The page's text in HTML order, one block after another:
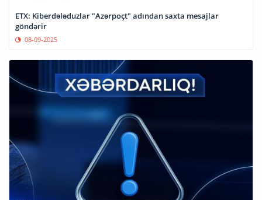
ETX: Kiberdələduzlar "Azərpoçt" adından saxta mesajlar
göndərir
08-09-2025